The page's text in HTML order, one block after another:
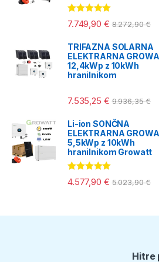
Ocenjeno
5.00od 5
7.749,90 € 8.272,90€
TRIFAZNA SOLARNA
ELEKTRARNA
12,4kWp z 10kWh
hranilnikom
7.535,25 € 9.936,35€
Li-ion SONČNA
ELEKTRARNA
5,5kWp z 10kWh
hranilnikom Growatt
Ocenjeno
5.00od 5
4.577,90 € 5.023,90€
Hitre